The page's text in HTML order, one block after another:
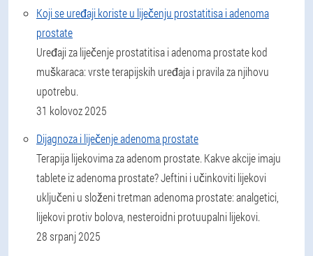
Koji se uređaji koriste u liječenju prostatitisa i adenoma
prostate
Uređaji za liječenje prostatitisa i adenoma prostate kod
muškaraca: vrste terapijskih uređaja i pravila za njihovu
upotrebu.
31 kolovoz 2025
Dijagnoza i liječenje adenoma prostate
Terapija lijekovima za adenom prostate. Kakve akcije imaju
tablete iz adenoma prostate? Jeftini i učinkoviti lijekovi
uključeni u složeni tretman adenoma prostate: analgetici,
lijekovi protiv bolova, nesteroidni protuupalni lijekovi.
28 srpanj 2025